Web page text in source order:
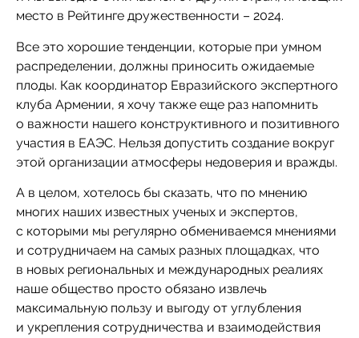
место в Рейтинге дружественности – 2024.
Все это хорошие тенденции, которые при умном
распределении, должны приносить ожидаемые
плоды. Как координатор Евразийского экспертного
клуба Армении, я хочу также еще раз напомнить
о важности нашего конструктивного и позитивного
участия в ЕАЭС. Нельзя допустить создание вокруг
этой организации атмосферы недоверия и вражды.
А в целом, хотелось бы сказать, что по мнению
многих наших известных ученых и экспертов,
с которыми мы регулярно обмениваемся мнениями
и сотрудничаем на самых разных площадках, что
в новых региональных и международных реалиях
наше общество просто обязано извлечь
максимальную пользу и выгоду от углубления
и укрепления сотрудничества и взаимодействия